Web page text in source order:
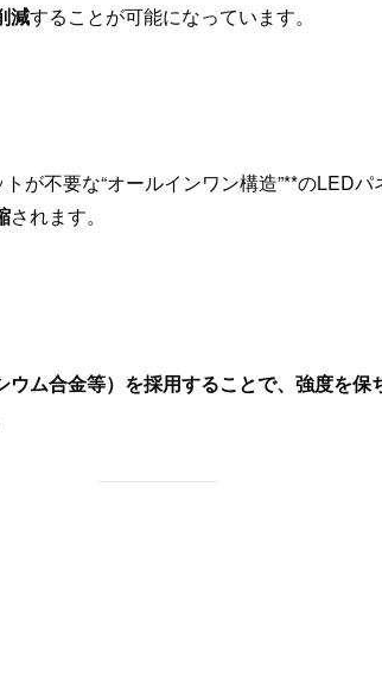
減することが可能になっています。
が不要な“オールインワン構造”**のLED
されます。
ム合金等）を採用することで、強度を